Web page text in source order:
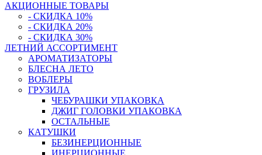
АКЦИОННЫЕ ТОВАРЫ
- СКИДКА 10%
- СКИДКА 20%
- СКИДКА 30%
ЛЕТНИЙ АССОРТИМЕНТ
АРОМАТИЗАТОРЫ
БЛЕСНА ЛЕТО
ВОБЛЕРЫ
ГРУЗИЛА
ЧЕБУРАШКИ УПАКОВКА
ДЖИГ ГОЛОВКИ УПАКОВКА
ОСТАЛЬНЫЕ
КАТУШКИ
БЕЗИНЕРЦИОННЫЕ
ИНЕРЦИОННЫЕ